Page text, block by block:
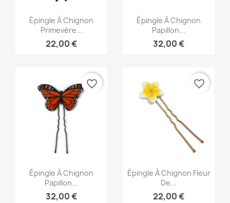
Aperçu rapide
Épingle À Chignon
Primevère...
22,00 €
Aperçu rapide
Épingle À Chignon
Papillon...
32,00 €
Aperçu rapide
Épingle À Chignon
Papillon...
32,00 €
favorite_border
Aperçu rapide
Épingle À Chignon Fleur
De...
22,00 €
favorite_border